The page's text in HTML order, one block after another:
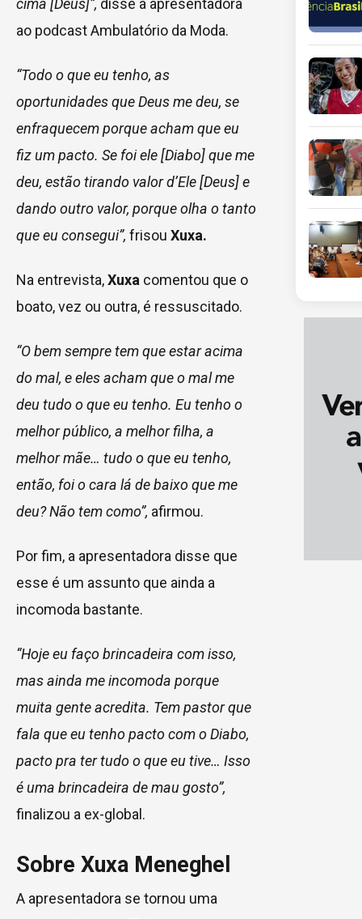
ao podcast Ambulatório da Moda.
“Todo o que eu tenho, as
oportunidades que Deus me deu, se
enfraquecem porque acham que eu
fiz um pacto. Se foi ele [Diabo] que me
deu, estão tirando valor d’Ele [Deus] e
dando outro valor, porque olha o tanto
que eu consegui”, frisou Xuxa.
Na entrevista,Xuxa comentou que o
boato, vez ou outra, é ressuscitado.
“O bem sempre tem que estar acima
do mal, e eles acham que o mal me
deu tudo o que eu tenho. Eu tenho o
melhor público, a melhor filha, a
melhor mãe… tudo o que eu tenho,
então, foi o cara lá de baixo que me
deu? Não tem como”, afirmou.
Por fim, a apresentadora disse que
esse é um assunto que ainda a
incomoda bastante.
“Hoje eu faço brincadeira com isso,
mas ainda me incomoda porque
muita gente acredita. Tem pastor que
fala que eu tenho pacto com o Diabo,
pacto pra ter tudo o que eu tive… Isso
é uma brincadeira de mau gosto”,
finalizou a ex-global.
Sobre Xuxa Meneghel
A apresentadora se tornou uma